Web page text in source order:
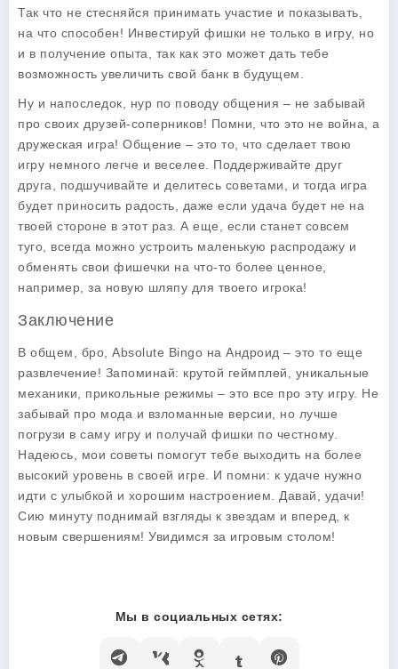
Так что не стесняйся принимать участие и показывать,
на что способен! Инвестируй фишки не только в игру, но
и в получение опыта, так как это может дать тебе
возможность увеличить свой банк в будущем.
Ну и напоследок, нур по поводу общения – не забывай
про своих друзей-соперников! Помни, что это не война, а
дружеская игра! Общение – это то, что сделает твою
игру немного легче и веселее. Поддерживайте друг
друга, подшучивайте и делитесь советами, и тогда игра
будет приносить радость, даже если удача будет не на
твоей стороне в этот раз. А еще, если станет совсем
туго, всегда можно устроить маленькую распродажу и
обменять свои фишечки на что-то более ценное,
например, за новую шляпу для твоего игрока!
Заключение
В общем, бро, Absolute Bingo на Андроид – это то еще
развлечение! Запоминай: крутой геймплей, уникальные
механики, прикольные режимы – это все про эту игру. Не
забывай про мода и взломанные версии, но лучше
погрузи в саму игру и получай фишки по честному.
Надеюсь, мои советы помогут тебе выходить на более
высокий уровень в своей игре. И помни: к удаче нужно
идти с улыбкой и хорошим настроением. Давай, удачи!
Сию минуту поднимай взгляды к звездам и вперед, к
новым свершениям! Увидимся за игровым столом!
Мы в социальных сетях: